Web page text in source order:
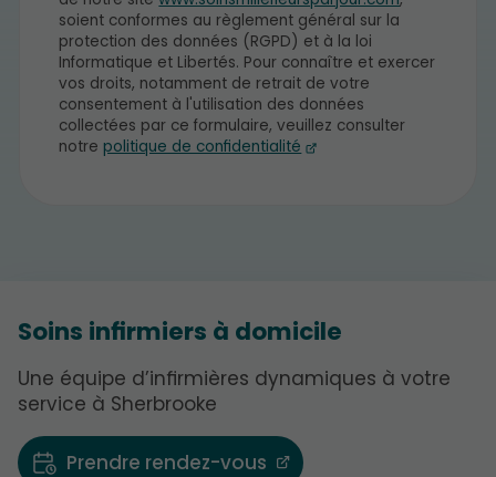
soient conformes au règlement général sur la
protection des données (RGPD) et à la loi
Informatique et Libertés. Pour connaître et exercer
vos droits, notamment de retrait de votre
consentement à l'utilisation des données
collectées par ce formulaire, veuillez consulter
notre politique de confidentialité
Soins infirmiers à domicile
Une équipe d’infirmières dynamiques à votre
service à Sherbrooke
Prendre rendez-vous